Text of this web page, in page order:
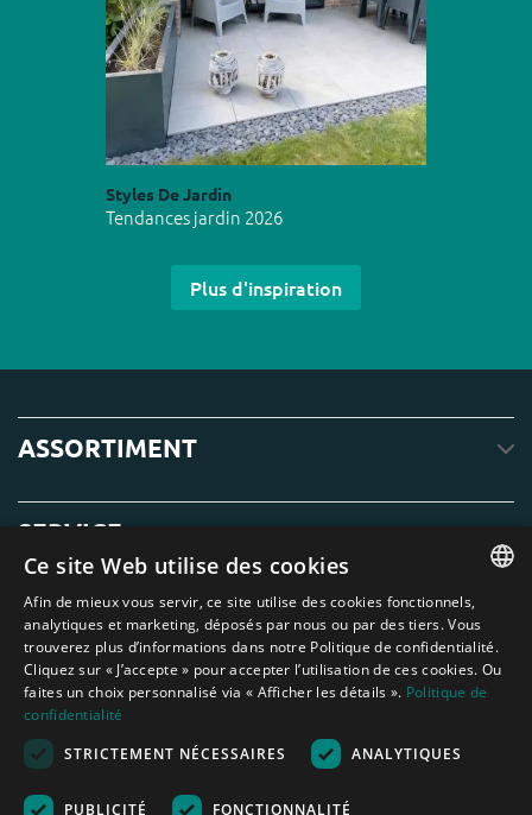
Styles De Jardin
Tendances jardin 2026
Plus d'inspiration
ASSORTIMENT
SERVICE
À PROPOS DE NOUS
Amagard.com (Kranendonk B.V.) Aucun texte ou photo de ce site web ne
Nederland|Deutschland België|Belgique |España
ENGLISH
DUTCH
GERMAN
Ce site Web utilise des cookies
Afin de mieux vous servir, ce site utilise des cookies fonctionnels,
analytiques et marketing, déposés par nous ou par des tiers. Vous
trouverez plus d’informations dans notre Politique de confidentialité.
Cliquez sur « J’accepte » pour accepter l’utilisation de ces cookies. Ou
faites un choix personnalisé via « Afficher les détails ». Politique de
confidentialité
STRICTEMENT NÉCESSAIRES
ANALYTIQUES
PUBLICITÉ FONCTIONNALITÉ